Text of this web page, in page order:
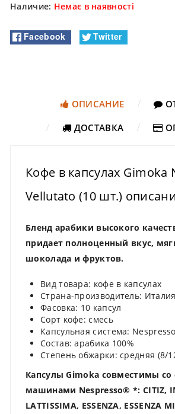
Наличие: Немає в наявності
Facebook Twitter
ОПИСАНИЕ
ДОСТАВКА
Кофе в капсулах Gimoka
Vellutato (10 шт.)
Бленд арабики высокого
придает полноценный вкус,
шоколада и фруктов.
Вид товара: кофе в капсулах
Страна-производитель: Италия
Фасовка: 10 капсул
Сорт кофе: смесь
Капсульная система: Nespresso
Состав: арабика 100%
Степень обжарки: средняя (8/
Капсулы Gimoka совместимы
машинами Nespresso® *: CITIZ,
LATTISSIMA, ESSENZA, ESSENZA